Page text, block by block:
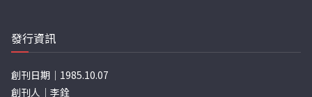
發行資訊
創刊日期｜1985.10.07
創刊人｜李銓